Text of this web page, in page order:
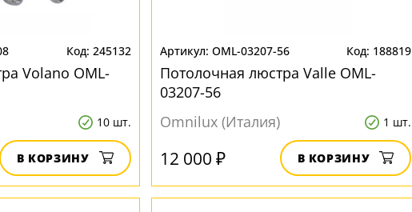
245132
Volano OML-
10 шт.
В КОРЗИНУ
OML-03207-56 188819
Потолочная люстра Valle OML-
03207-56
Omnilux (Италия)
1 шт.
12 000 ₽ В КОРЗИНУ